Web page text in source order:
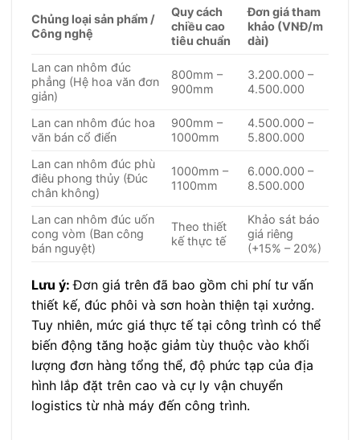
Chủng loại sản phẩm /
Công nghệ
Quy cách
chiều cao
tiêu chuẩn
Đơn giá tham
khảo (VNĐ/m
dài)
Lan can nhôm đúc
phẳng (Hệ hoa văn đơn
giản)
800mm –
900mm
3.200.000 –
4.500.000
Lan can nhôm đúc hoa
văn bán cổ điển
900mm –
1000mm
4.500.000 –
5.800.000
Lan can nhôm đúc phù
điêu phong thủy (Đúc
chân không)
1000mm –
1100mm
6.000.000 –
8.500.000
Lan can nhôm đúc uốn
cong vòm (Ban công
bán nguyệt)
Theo thiết
kế thực tế
Khảo sát báo
giá riêng
(+15% – 20%)
Lưu ý:Đơn giá trên đã bao gồm chi phí tư vấn
thiết kế, đúc phôi và sơn hoàn thiện tại xưởng.
Tuy nhiên, mức giá thực tế tại công trình có thể
biến động tăng hoặc giảm tùy thuộc vào khối
lượng đơn hàng tổng thể, độ phức tạp của địa
hình lắp đặt trên cao và cự ly vận chuyển
logistics từ nhà máy đến công trình.